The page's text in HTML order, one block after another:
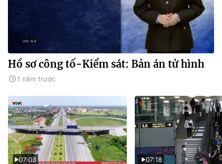
Hồ sơ công tố-Kiểm sát: Bản án tử hình
1 năm trước
07:03 07:18